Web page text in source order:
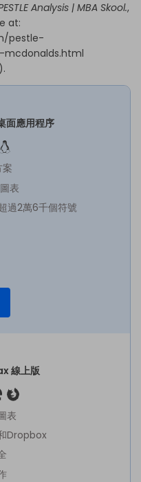
Analysis | MBA Skool.,
at:
pestle-
mcdonalds.html
面應用程序
表
過2萬6千個符號
線上版
表
Dropbox